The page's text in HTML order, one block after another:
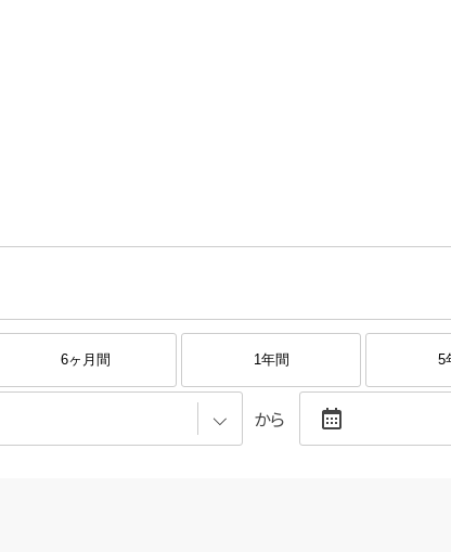
6ヶ月間 1年間 5
から